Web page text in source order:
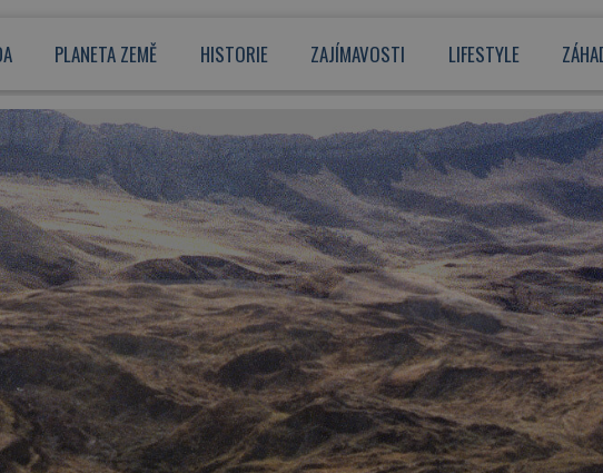
PLANETA ZEMĚ HISTORIE ZAJÍMAVOSTI LIFESTYLE